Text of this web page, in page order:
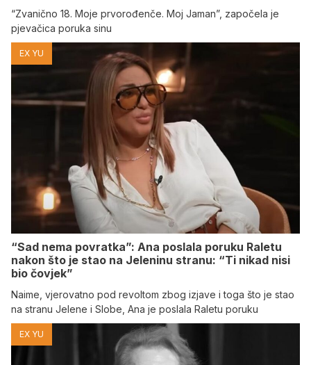
“Zvanično 18. Moje prvorođenče. Moj Jaman”, započela je
pjevačica poruka sinu
EX YU
“Sad nema povratka”: Ana poslala poruku Raletu
nakon što je stao na Jeleninu stranu: “Ti nikad nisi
bio čovjek”
Naime, vjerovatno pod revoltom zbog izjave i toga što je stao
na stranu Jelene i Slobe, Ana je poslala Raletu poruku
EX YU